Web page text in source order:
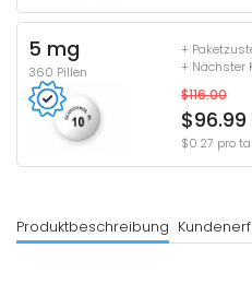
5 mg
360 Pillen
+
+ Nächster
$116.00
$96.99
$0.27 pro
Produktbeschreibung